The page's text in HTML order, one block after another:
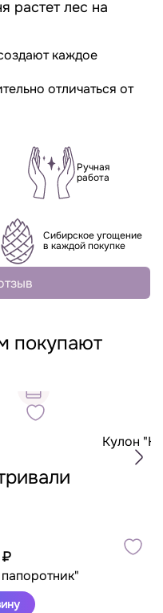
растет лес на
каждое
отличаться от
Ручная
работа
Сибирское угощение
в каждой покупке
покупают
Кулон